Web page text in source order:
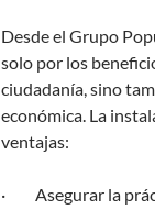
Desde el Grupo
solo por los
ciudadanía, sino
económica. La
ventajas:
· Asegurar la